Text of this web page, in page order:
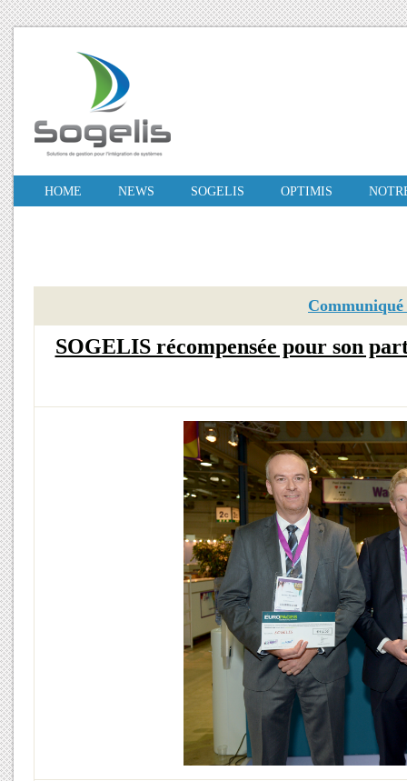
HOME NEWS SOGELIS OPTIMIS
Communiqué
SOGELIS récompensée pour son